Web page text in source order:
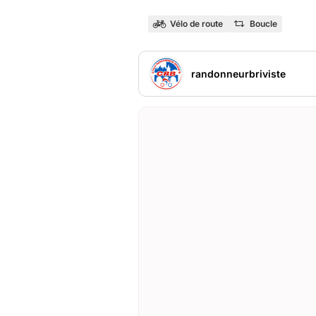
Vélo de route Boucle
randonneurbriviste